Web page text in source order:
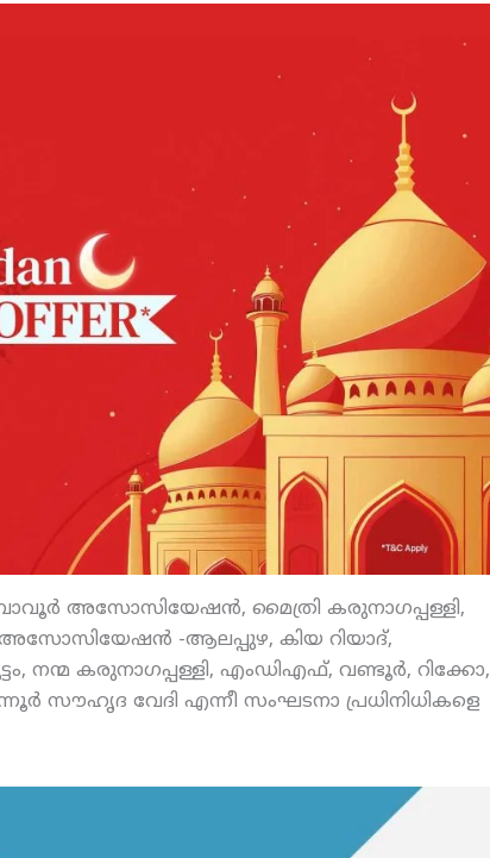
അസോസിയേഷന്‍, മൈത്രി കരുനാഗപ്പള്ളി,
-ആലപ്പുഴ, കിയ റിയാദ്,
നന്മ കരുനാഗപ്പള്ളി, എംഡിഎഫ്, വണ്ടൂര്‍, റിക്കോ,
സൗഹൃദ വേദി എന്നീ സംഘടനാ പ്രധിനിധികളെ